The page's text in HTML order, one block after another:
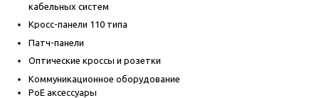
кабельных систем
Кросс-панели 110 типа
Патч-панели
Оптические кроссы и розетки
Коммуникационное оборудование
PoE аксессуары